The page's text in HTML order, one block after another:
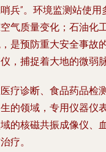
兵”。环境监测站使
气质量变化；石油化
是预防重大安全事故
，捕捉着大地的微弱
疗诊断、食品药品检
的领域，专用仪器仪
的核磁共振成像仪、
疗。